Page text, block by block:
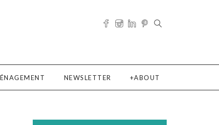
NEWSLETTER ABOUT